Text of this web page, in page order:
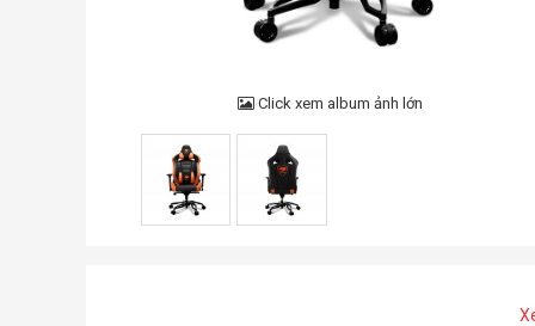
Click xem album ảnh lớn